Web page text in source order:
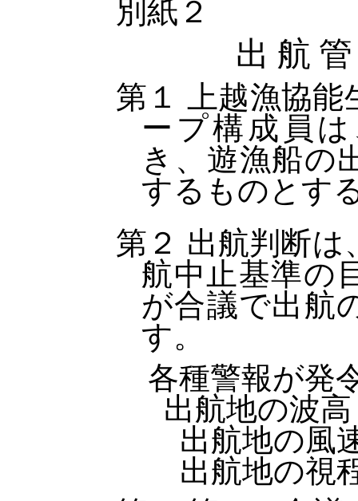
別紙２
出 航
第１ 上越漁協能
ープ構成員
き、遊漁船の
するものとす
第２ 出航判断は
航中止基準の
が合議で出航
す。
各種警報が発
出航地の波
出航地の風
出航地の視